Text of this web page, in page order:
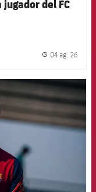
del FC
04 ag. 26
badge